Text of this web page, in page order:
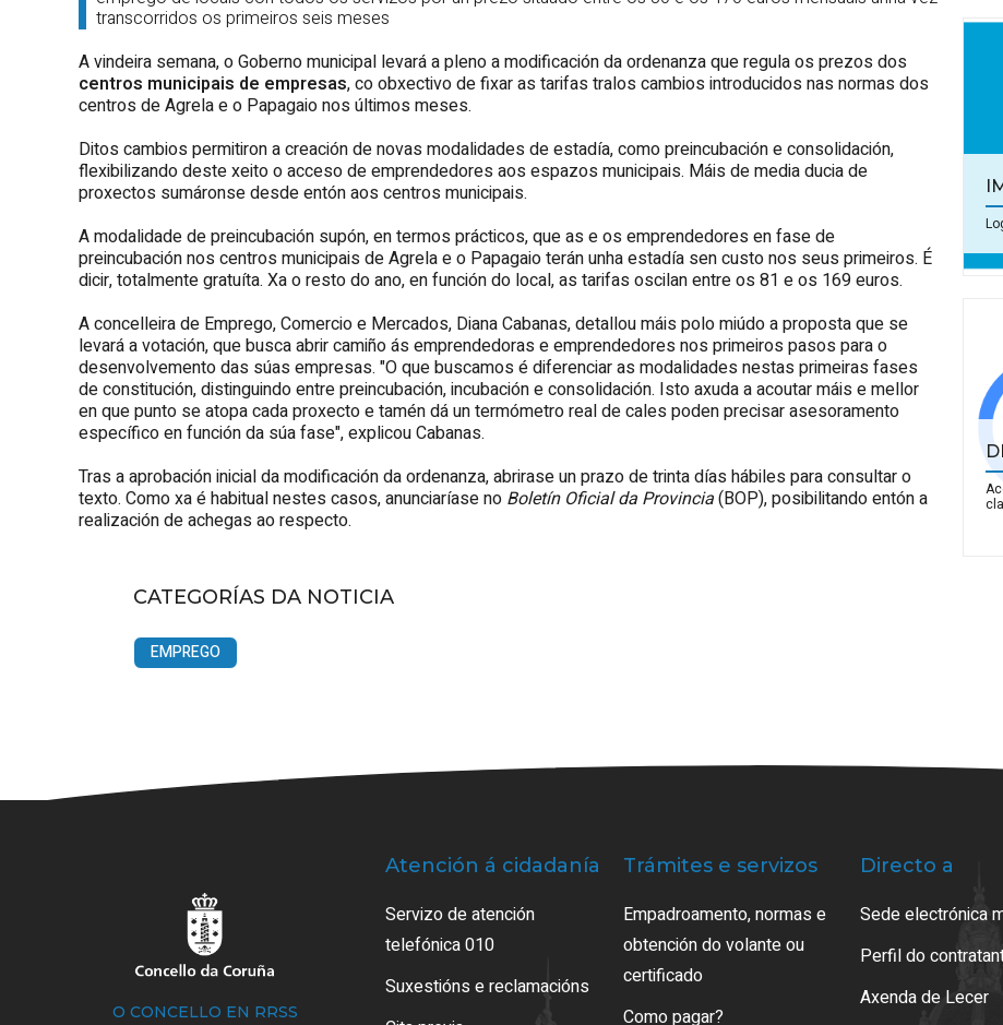
transcorridos os primeiros seis meses
A vindeira semana, o Goberno municipal levará a pleno a modificación da ordenanza que regula os prezos dos
centros municipais de empresas, co obxectivo de fixar as tarifas tralos cambios introducidos nas normas dos
centros de Agrela e o Papagaio nos últimos meses.
Ditos cambios permitiron a creación de novas modalidades de estadía, como preincubación e consolidación,
flexibilizando deste xeito o acceso de emprendedores aos espazos municipais. Máis de media ducia de
proxectos sumáronse desde entón aos centros municipais.
A modalidade de preincubación supón, en termos prácticos, que as e os emprendedores en fase de
preincubación nos centros municipais de Agrela e o Papagaio terán unha estadía sen custo nos seus primeiros. É
dicir, totalmente gratuíta. Xa o resto do ano, en función do local, as tarifas oscilan entre os 81 e os 169 euros.
A concelleira de Emprego, Comercio e Mercados, Diana Cabanas, detallou máis polo miúdo a proposta que se
levará a votación, que busca abrir camiño ás emprendedoras e emprendedores nos primeiros pasos para o
desenvolvemento das súas empresas. "O que buscamos é diferenciar as modalidades nestas primeiras fases
de constitución, distinguindo entre preincubación, incubación e consolidación. Isto axuda a acoutar máis e mellor
en que punto se atopa cada proxecto e tamén dá un termómetro real de cales poden precisar asesoramento
específico en función da súa fase", explicou Cabanas.
Tras a aprobación inicial da modificación da ordenanza, abrirase un prazo de trinta días hábiles para consultar o
texto. Como xa é habitual nestes casos, anunciaríase no Boletín Oficial da Provincia(BOP), posibilitando entón a
realización de achegas ao respecto.
CATEGORÍAS DA NOTICIA
EMPREGO
O CONCELLO EN RRSS
Atención á cidadanía
Servizo de atención
telefónica 010
Suxestións e reclamacións
Trámites e servizos
Empadroamento, normas e
obtención do volante ou
certificado
Como pagar?
Directo a
Sede electrónica
Perfil do
Axenda de Lecer